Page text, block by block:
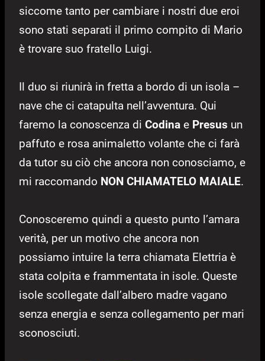
siccome tanto per cambiare i nostri due eroi
sono stati separati il primo compito di Mario
è trovare suo fratello Luigi.
Il duo si riunirà in fretta a bordo di un isola –
nave che ci catapulta nell’avventura. Qui
faremo la conoscenza di Codina e Presus un
paffuto e rosa animaletto volante che ci farà
da tutor su ciò che ancora non conosciamo, e
mi raccomando NON CHIAMATELO MAIALE.
Conosceremo quindi a questo punto l’amara
verità, per un motivo che ancora non
possiamo intuire la terra chiamata Elettria è
stata colpita e frammentata in isole. Queste
isole scollegate dall’albero madre vagano
senza energia e senza collegamento per mari
sconosciuti.